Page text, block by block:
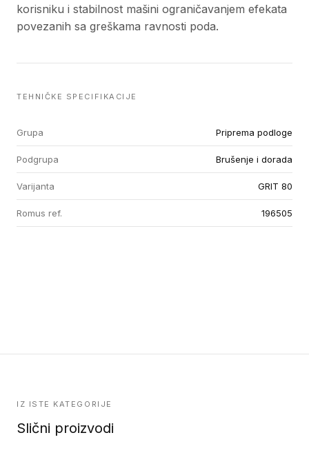
korisniku i stabilnost mašini ograničavanjem efekata
povezanih sa greškama ravnosti poda.
TEHNIČKE SPECIFIKACIJE
Grupa Priprema podloge
Podgrupa Brušenje i dorada
Varijanta GRIT 80
Romus ref. 196505
IZ ISTE KATEGORIJE
Slični proizvodi